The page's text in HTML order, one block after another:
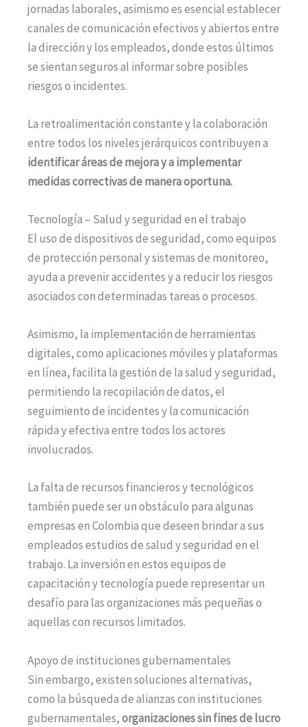
jornadas laborales, asimismo es esencial establecer
canales de comunicación efectivos y abiertos entre
la dirección y los empleados, donde estos últimos
se sientan seguros al informar sobre posibles
riesgos o incidentes.
La retroalimentación constante y la colaboración
entre todos los niveles jerárquicos contribuyen a
identificar áreas de mejora y a implementar
medidas correctivas de manera oportuna.
Tecnología – Salud y seguridad en el trabajo
El uso de dispositivos de seguridad, como equipos
de protección personal y sistemas de monitoreo,
ayuda a prevenir accidentes y a reducir los riesgos
asociados con determinadas tareas o procesos.
Asimismo, la implementación de herramientas
digitales, como aplicaciones móviles y plataformas
en línea, facilita la gestión de la salud y seguridad,
permitiendo la recopilación de datos, el
seguimiento de incidentes y la comunicación
rápida y efectiva entre todos los actores
involucrados.
La falta de recursos financieros y tecnológicos
también puede ser un obstáculo para algunas
empresas en Colombia que deseen brindar a sus
empleados estudios de salud y seguridad en el
trabajo. La inversión en estos equipos de
capacitación y tecnología puede representar un
desafío para las organizaciones más pequeñas o
aquellas con recursos limitados.
Apoyo de instituciones gubernamentales
Sin embargo, existen soluciones alternativas,
como la búsqueda de alianzas con instituciones
gubernamentales,organizaciones sin fines de lucro